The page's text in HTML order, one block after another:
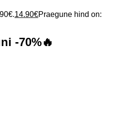
14.90€Praegune hind on:
-70%🔥